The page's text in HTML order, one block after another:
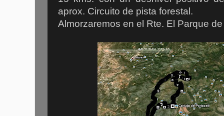
aprox. Circuito de pista forestal.
Almorzaremos en el Rte. El Parque